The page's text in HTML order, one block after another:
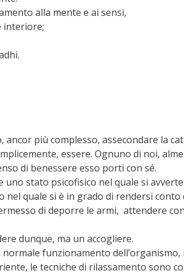
alla mente e ai sensi,
interiore;
ancor più complesso, assecondare la
essere. Ognuno di noi,
di benessere esso porti con sé.
uno stato psicofisico nel quale si
nel quale si è in grado di rendersi
di deporre le armi, attendere
dunque, ma un accogliere.
funzionamento
le tecniche di rilassamento sono